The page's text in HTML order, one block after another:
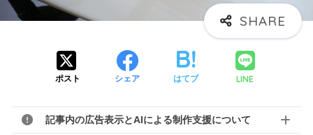
ポスト シェア はてブ LINE
記事内の広告表示とAIによる制作支援について